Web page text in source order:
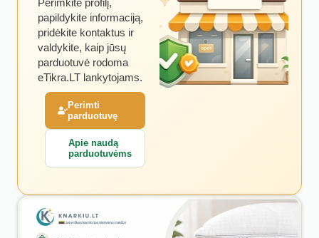
Perimkite profilį,
papildykite informaciją,
pridėkite kontaktus ir
valdykite, kaip jūsų
parduotuvė rodoma
eTikra.LT lankytojams.
Perimti
parduotuvę
Apie naudą
parduotuvėms